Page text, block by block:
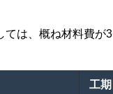
は、概ね材料費が
工